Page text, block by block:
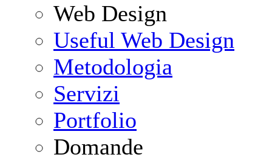
Web Design
Useful Web Design
Metodologia
Servizi
Portfolio
Domande